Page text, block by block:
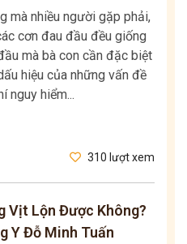
mà nhiều người gặp phải,
cơn đau đầu đều giống
mà bà con cần đặc biệt
hiệu của những vấn đề
nguy hiểm...
310 lượt xem
Vịt Lộn Được Không?
Y Đỗ Minh Tuấn